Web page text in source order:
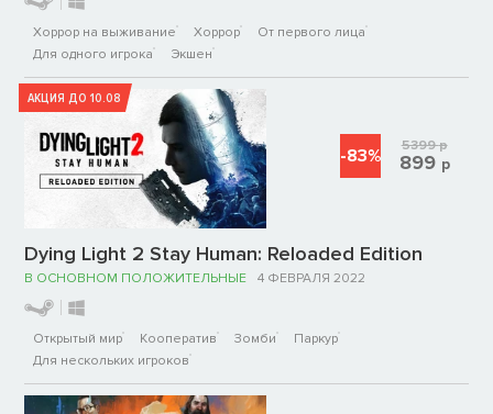
Хоррор на выживание Хоррор
От первого лица
Для одного игрока
Экшен
АКЦИЯ ДО 10.08
Dying Light 2 Stay Human: Reloaded Edition
В ОСНОВНОМ ПОЛОЖИТЕЛЬНЫЕ 4 ФЕВРАЛЯ 2022
Открытый мир Кооператив Зомби
Паркур
Для нескольких игроков
-83% 5399р
899 р